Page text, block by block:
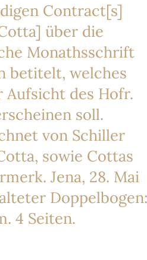
Contract[s]
über die
Monathsschrift
betitelt, welches
Aufsicht des Hofr.
soll.
von Schiller
sowie Cottas
Jena, 28. Mai
Doppelbogen:
4 Seiten.